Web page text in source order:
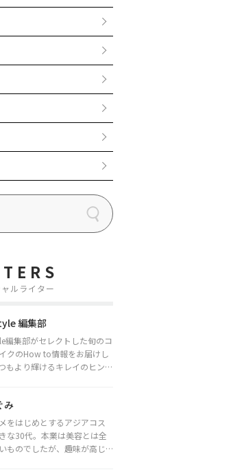
ルライター
編集部
編集部がセレクトした旬のコ
クのHow to情報をお届けし
もより輝けるキレイのヒント
み
をはじめとするアジアコス
な30代。本業は美容とは全
ものでしたが、趣味が高じ